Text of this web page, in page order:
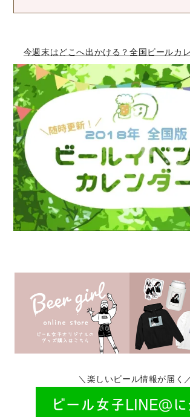
今週末はどこへ出かける？全国ビールカ
＼楽しいビール情報が届く